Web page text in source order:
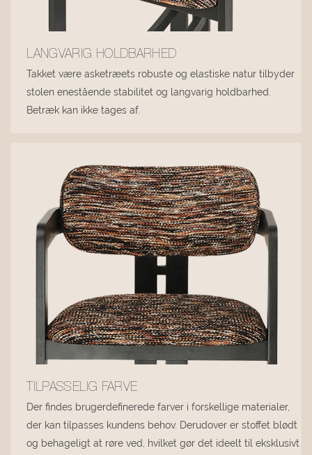
LANGVARIG HOLDBARHED
Takket være asketræets robuste og elastiske natur tilbyder
stolen enestående stabilitet og langvarig holdbarhed.
Betræk kan ikke tages af.
TILPASSELIG FARVE
Der findes brugerdefinerede farver i forskellige materialer,
der kan tilpasses kundens behov. Derudover er stoffet blødt
og behageligt at røre ved, hvilket gør det ideelt til eksklusivt